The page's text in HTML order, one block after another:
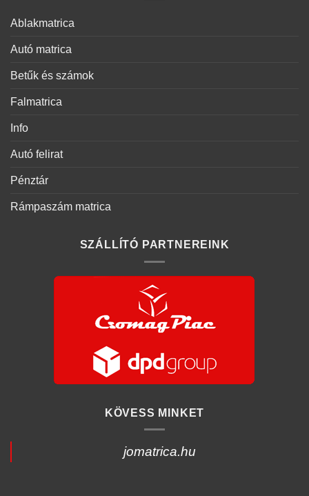
Ablakmatrica
Autó matrica
Betűk és számok
Falmatrica
Info
Autó felirat
Pénztár
Rámpaszám matrica
SZÁLLÍTÓ PARTNEREINK
KÖVESS MINKET
jomatrica.hu